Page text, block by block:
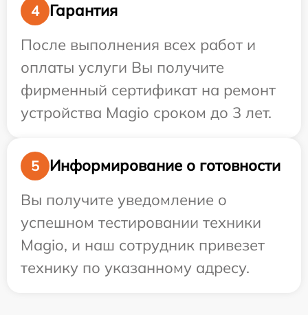
4
Гарантия
После выполнения всех работ и
оплаты услуги Вы получите
фирменный сертификат на ремонт
устройства Magio сроком до 3 лет.
5
Информирование о готовности
Вы получите уведомление о
успешном тестировании техники
Magio, и наш сотрудник привезет
технику по указанному адресу.